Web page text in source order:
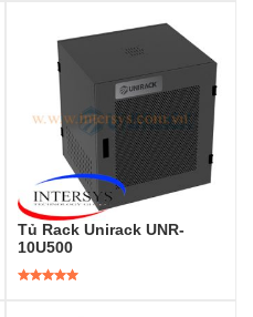
Tủ Rack Unirack UNR-
10U500